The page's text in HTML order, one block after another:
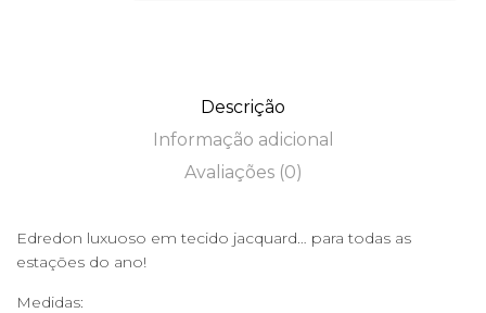
Descrição
Informação adicional
Avaliações (0)
Edredon luxuoso em tecido jacquard… para todas as
estações do ano!
Medidas: